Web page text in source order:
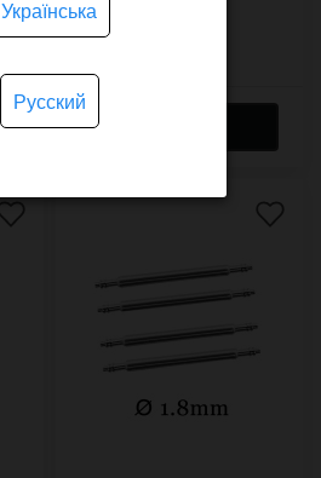
1 650 грн.
Українська
Русский